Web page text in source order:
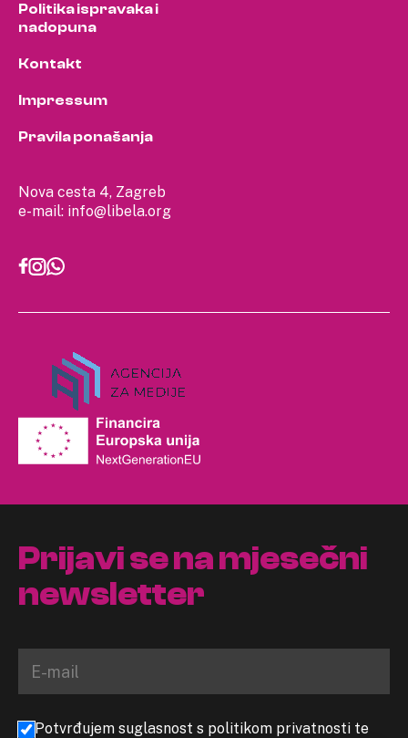
Nova cesta 4, Zagreb
e-mail: info@libela.org
Politika ispravaka i
nadopuna
Kontakt
Impressum
Pravila ponašanja
Prijavi se na mjesečni
newsletter
Potvrđujem suglasnost s politikom privatnosti te